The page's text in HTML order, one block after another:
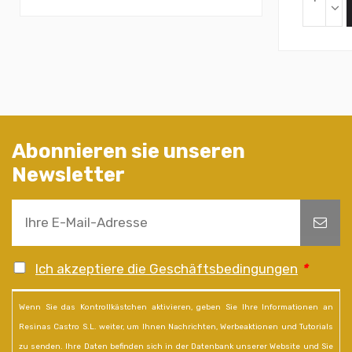
Abonnieren sie unseren
Newsletter
Ich akzeptiere die Geschäftsbedingungen *
Wenn Sie das Kontrollkästchen aktivieren, geben Sie Ihre Informationen an
Resinas Castro S.L. weiter, um Ihnen Nachrichten, Werbeaktionen und Tutorials
zu senden. Ihre Daten befinden sich in der Datenbank unserer Website und Sie